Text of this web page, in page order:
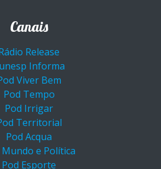
Canais
Release
Informa
Viver Bem
Pod Tempo
Pod Irrigar
Territorial
Pod Acqua
Mundo e Política
Pod Esporte